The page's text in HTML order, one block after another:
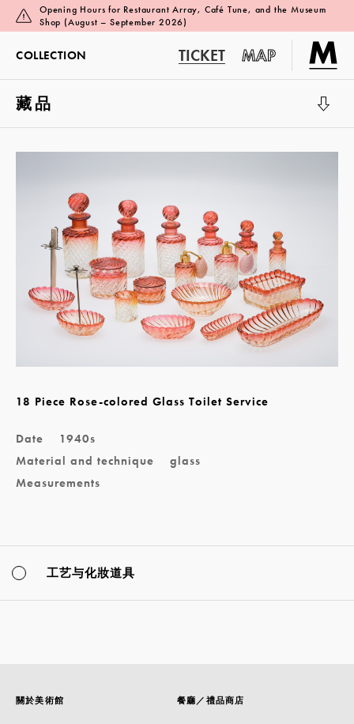
Opening Hours for Restaurant Array, Café Tune, and the Museum
Shop (August – September 2026)
COLLECTION TICKET MAP
藏品
18 Piece Rose-colored Glass Toilet Service
Date
1940s
Material and technique
glass
Measurements
工艺与化妝道具
關於美術館 餐廳／禮品商店